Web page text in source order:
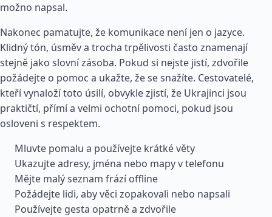
možno napsal.
Nakonec pamatujte, že komunikace není jen o jazyce.
Klidný tón, úsměv a trocha trpělivosti často znamenají
stejně jako slovní zásoba. Pokud si nejste jistí, zdvořile
požádejte o pomoc a ukažte, že se snažíte. Cestovatelé,
kteří vynaloží toto úsilí, obvykle zjistí, že Ukrajinci jsou
praktičtí, přímí a velmi ochotní pomoci, pokud jsou
osloveni s respektem.
Mluvte pomalu a používejte krátké věty
Ukazujte adresy, jména nebo mapy v telefonu
Mějte malý seznam frází offline
Požádejte lidi, aby věci zopakovali nebo napsali
Používejte gesta opatrně a zdvořile